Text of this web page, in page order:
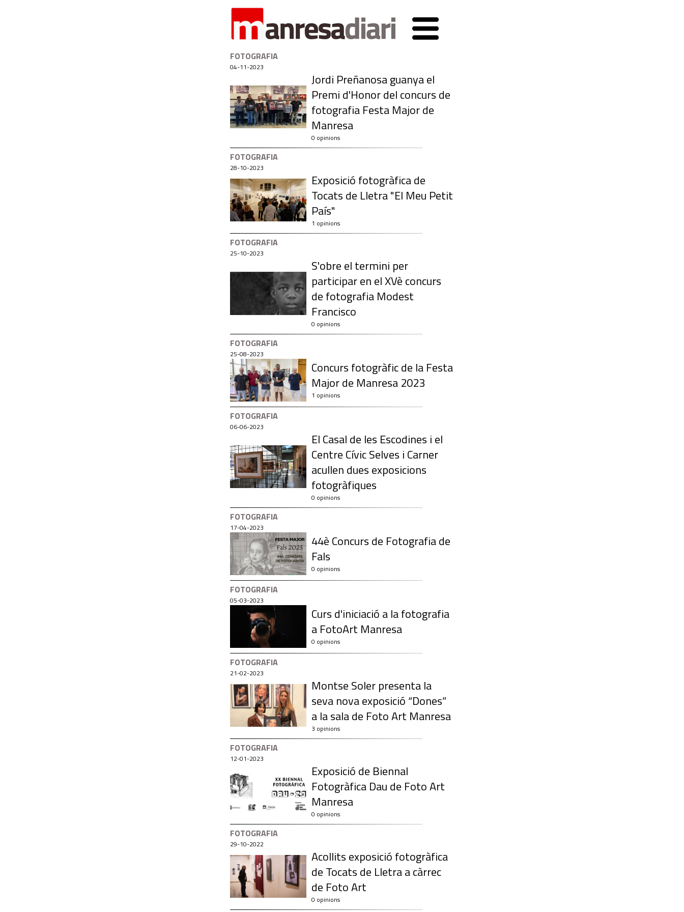
FOTOGRAFIA
04-11-2023
Jordi Preñanosa guanya el
Premi d'Honor del concurs de
fotografia Festa Major de
Manresa
0 opinions
FOTOGRAFIA
28-10-2023
Exposició fotogràfica de
Tocats de Lletra "El Meu Petit
País"
1 opinions
FOTOGRAFIA
25-10-2023
S'obre el termini per
participar en el XVè concurs
de fotografia Modest
Francisco
0 opinions
FOTOGRAFIA
25-08-2023
Concurs fotogràfic de la Festa
Major de Manresa 2023
1 opinions
FOTOGRAFIA
06-06-2023
El Casal de les Escodines i el
Centre Cívic Selves i Carner
acullen dues exposicions
fotogràfiques
0 opinions
FOTOGRAFIA
17-04-2023
44è Concurs de Fotografia de
Fals
0 opinions
FOTOGRAFIA
05-03-2023
Curs d'iniciació a la fotografia
a FotoArt Manresa
0 opinions
FOTOGRAFIA
21-02-2023
Montse Soler presenta la
seva nova exposició “Dones”
a la sala de Foto Art Manresa
3 opinions
FOTOGRAFIA
12-01-2023
Exposició de Biennal
Fotogràfica Dau de Foto Art
Manresa
0 opinions
FOTOGRAFIA
29-10-2022
Acollits exposició fotogràfica
de Tocats de Lletra a càrrec
de Foto Art
0 opinions